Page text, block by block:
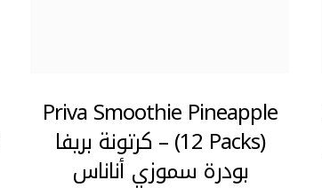
Priva Smoothie Pineapple
(12 Packs) – كرتونة بريفا
بودرة سموزي أناناس